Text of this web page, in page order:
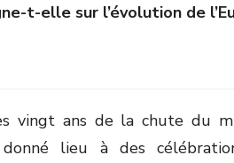
t-elle sur l’évolution de
vingt ans de la chute du
lieu à des